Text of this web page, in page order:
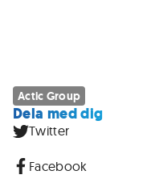
Actic Group
Dela med dig
Twitter
Facebook